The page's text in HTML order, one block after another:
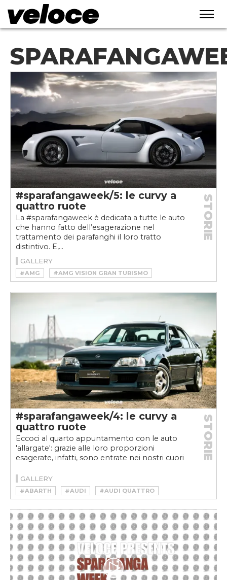
#sparafangaweek/5: le curvy a
quattro ruote
La #sparafangaweek è dedicata a tutte le auto
che hanno fatto dell’esagerazione nel
trattamento dei parafanghi il loro tratto
distintivo. E,...
STORIE
GALLERY
#AMG
#AMG VISION GRAN TURISMO
#F40
#FERRARI F40
#GIANNINI
#GIANNINI 350GP
#LISTER
#MERCEDES VISION GRAN TURISMO
#SPARAFANGAWEEK
#SPARAFANGAWEEKVELOCE
#WIESMANN
#WIESMANN MF5
#sparafangaweek/4: le curvy a
quattro ruote
Eccoci al quarto appuntamento con le auto
'allargate': grazie alle loro proporzioni
esagerate, infatti, sono entrate nei nostri cuori
STORIE
GALLERY
#ABARTH #AUDI
#AUDI QUATTRO
#AUDI SPORT QUATTRO
#FIAT 131 ABARTH
#LOTEC
#LOTUS
#MONTEVERDI HAI
#OPEL OMEGA
#OPEL OMEGA LOTUS
#RENAULT
#RENAULT 5
#RENAULT 5 TURBO
#SPARAFANGAWEEK
#SPARAFANGAWEEKVELOCE
#TESTA D'ORO